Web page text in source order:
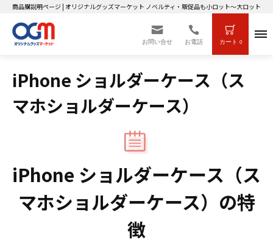
商品購説明ページ | オリジナルグッズマーケット ノベルティ・販促品も小ロット～大ロットま
お問い合せ お電話 カート 0
iPhone ショルダーケース（ス
マホショルダーケース）
iPhone ショルダーケース（ス
マホショルダーケース）の特
徴